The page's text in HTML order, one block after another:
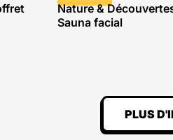
Nature &
Sauna facial
PLUS